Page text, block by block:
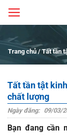
qua
dung
Trang chủ /Tất tần
Tất tần tật
chất lượng
Ngày đăng: 09/03/
Bạn đang cần